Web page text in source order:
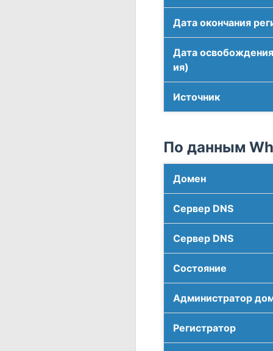
Дата окончания
Дата
ия)
Источник
По данным
Домен
Сервер DNS
Сервер DNS
Соcтояние
Администратор
Регистратор